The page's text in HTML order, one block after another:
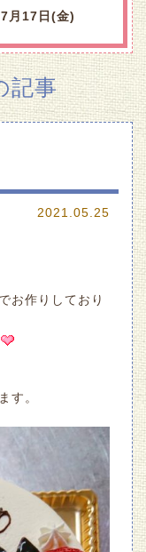
月17日(金)
記事
2021.05.25
お作りしており
す。